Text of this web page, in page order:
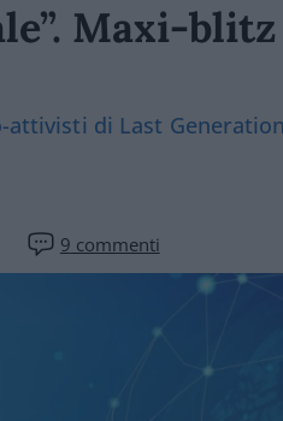
Maxi-
attivisti di Last
9 commenti